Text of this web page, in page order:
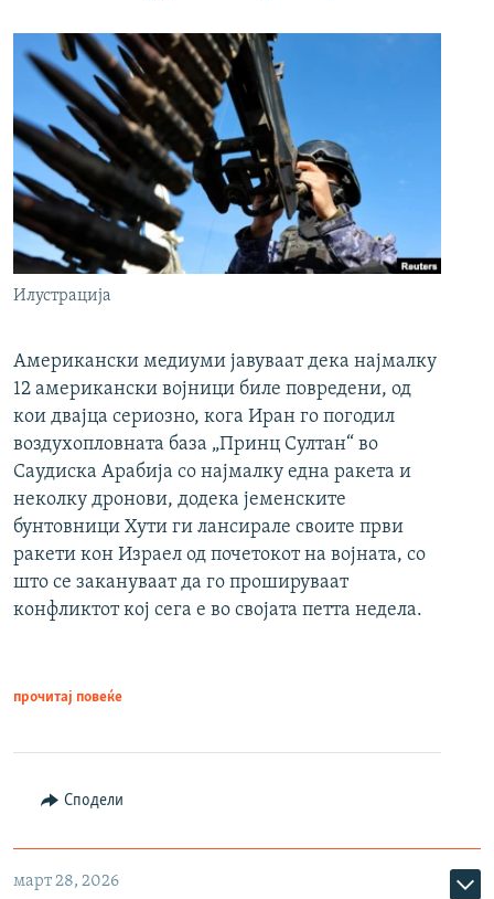
Илустрација
Американски медиуми јавуваат дека најмалку
12 американски војници биле повредени, од
кои двајца сериозно, кога Иран го погодил
воздухопловната база „Принц Султан“ во
Саудиска Арабија со најмалку една ракета и
неколку дронови, додека јеменските
бунтовници Хути ги лансирале своите први
ракети кон Израел од почетокот на војната, со
што се закануваат да го прошируваат
конфликтот кој сега е во својата петта недела.
прочитај повеќе
Сподели
март 28, 2026